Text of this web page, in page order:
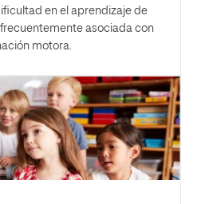
en el aprendizaje de
asociada con
motora.